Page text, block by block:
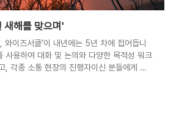
새해를 맞으며'
와이즈서클’이 내년에는 5년 차에 접어듭니
사용하여 대화 및 논의와 다양한 목적성 워크
, 각종 소통 현장의 진행자이신 분들에게 필